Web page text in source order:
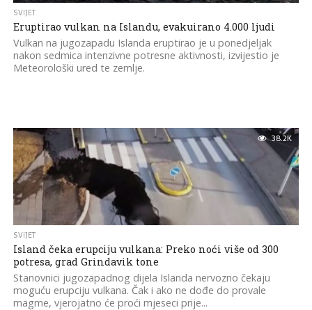
SVIJET
Eruptirao vulkan na Islandu, evakuirano 4.000 ljudi
Vulkan na jugozapadu Islanda eruptirao je u ponedjeljak
nakon sedmica intenzivne potresne aktivnosti, izvijestio je
Meteorološki ured te zemlje.
38.2K
SVIJET
Island čeka erupciju vulkana: Preko noći više od 300
potresa, grad Grindavik tone
Stanovnici jugozapadnog dijela Islanda nervozno čekaju
moguću erupciju vulkana. Čak i ako ne dođe do provale
magme, vjerojatno će proći mjeseci prije...